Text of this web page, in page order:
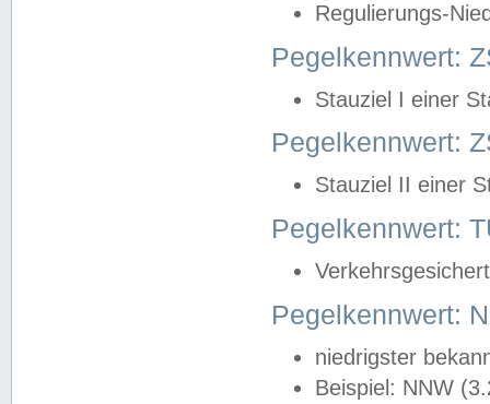
Regulierungs-
Pegelkennwert:
Stauziel I einer
Pegelkennwert:
Stauziel II einer
Pegelkennwert:
Pegelkennwert:
niedrigster
Beispiel: NNW